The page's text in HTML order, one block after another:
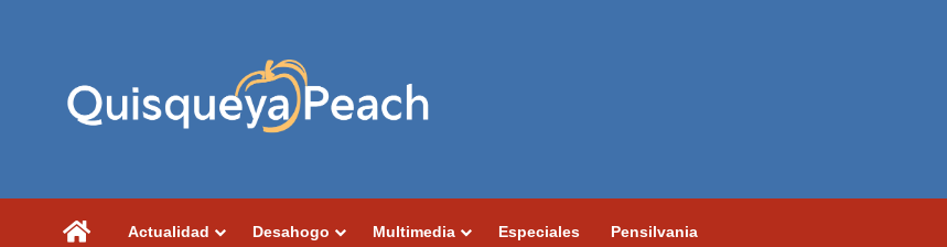
PortadaActualidad Desahogo Multimedia Especiales Pensilvania